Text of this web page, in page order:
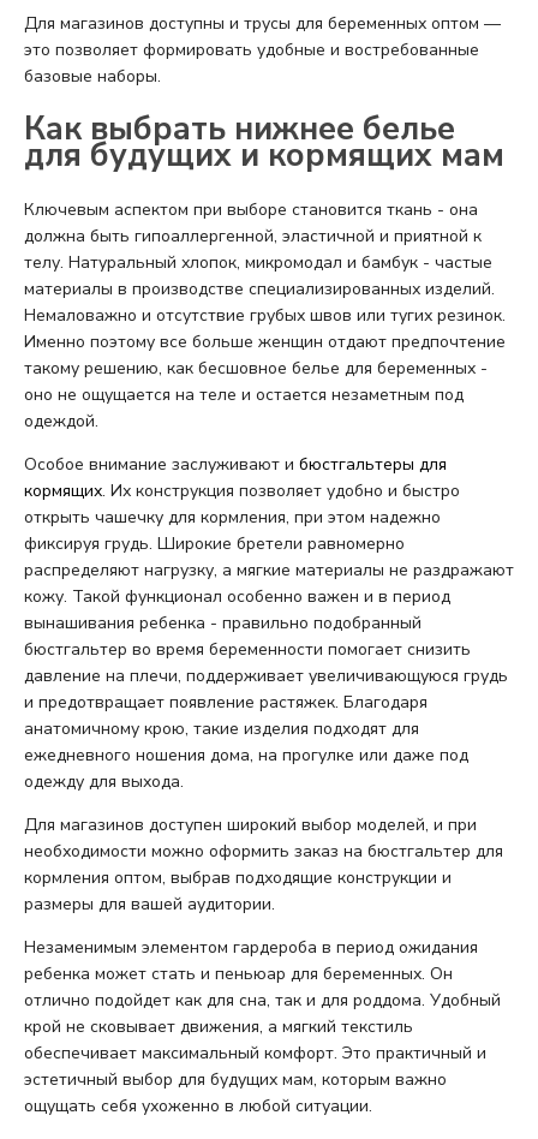
Для магазинов доступны и трусы для беременных оптом —
это позволяет формировать удобные и востребованные
базовые наборы.
Как выбрать нижнее белье
для будущих и кормящих мам
Ключевым аспектом при выборе становится ткань - она
должна быть гипоаллергенной, эластичной и приятной к
телу. Натуральный хлопок, микромодал и бамбук - частые
материалы в производстве специализированных изделий.
Немаловажно и отсутствие грубых швов или тугих резинок.
Именно поэтому все больше женщин отдают предпочтение
такому решению, как бесшовное белье для беременных -
оно не ощущается на теле и остается незаметным под
одеждой.
Особое внимание заслуживают и бюстгальтеры для
кормящих. Их конструкция позволяет удобно и быстро
открыть чашечку для кормления, при этом надежно
фиксируя грудь. Широкие бретели равномерно
распределяют нагрузку, а мягкие материалы не раздражают
кожу. Такой функционал особенно важен и в период
вынашивания ребенка - правильно подобранный
бюстгальтер во время беременности помогает снизить
давление на плечи, поддерживает увеличивающуюся грудь
и предотвращает появление растяжек. Благодаря
анатомичному крою, такие изделия подходят для
ежедневного ношения дома, на прогулке или даже под
одежду для выхода.
Для магазинов доступен широкий выбор моделей, и при
необходимости можно оформить заказ на бюстгальтер для
кормления оптом, выбрав подходящие конструкции и
размеры для вашей аудитории.
Незаменимым элементом гардероба в период ожидания
ребенка может стать и пеньюар для беременных. Он
отлично подойдет как для сна, так и для роддома. Удобный
крой не сковывает движения, а мягкий текстиль
обеспечивает максимальный комфорт. Это практичный и
эстетичный выбор для будущих мам, которым важно
ощущать себя ухоженно в любой ситуации.